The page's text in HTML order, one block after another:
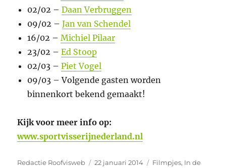
02/02 –Daan Verbruggen
09/02 –Jan van Schendel
16/02 –Michiel Pilaar
23/02 –Ed Stoop
02/03 –Piet Vogel
09/03 – Volgende gasten worden
binnenkort bekend gemaakt!
Kijk voor meer info op:
www.sportvisserijnederland.nl
Auteur
Redactie Roofvisweb
Geplaatst
22 januari 2014 Categorieën
Filmpjes, In de